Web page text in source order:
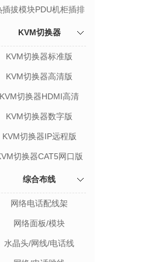
插拔模块PDU机柜插排
KVM切换器
KVM切换器标准版
KVM切换器高清版
KVM切换器HDMI高清
KVM切换器数字版
KVM切换器IP远程版
切换器CAT5网口版
综合布线
网络电话配线架
网络面板/模块
水晶头/网线/电话线